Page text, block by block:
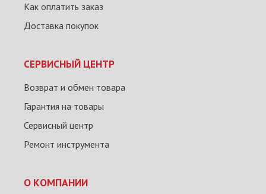
Как оплатить заказ
Доставка покупок
СЕРВИСНЫЙ ЦЕНТР
Возврат и обмен товара
Гарантия на товары
Сервисный центр
Ремонт инструмента
О КОМПАНИИ